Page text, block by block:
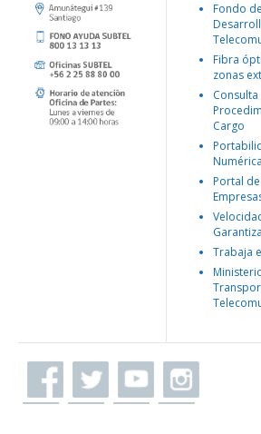
Fondo
Fibra
zonas
Consulta
Cargo
Portal
Trabaja